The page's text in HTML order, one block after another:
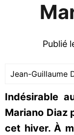
Publié
Jean-Guillaume
Indésirable
Mariano Diaz
cet hiver. À